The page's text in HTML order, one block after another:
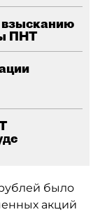
ПНТ
было
акций